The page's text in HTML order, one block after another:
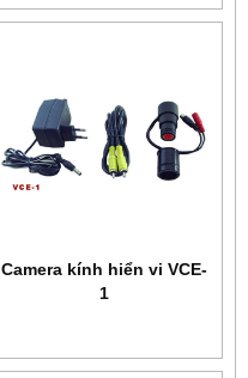
Camera kính hiển vi VCE-
1